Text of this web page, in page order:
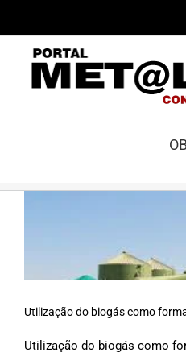
conteúdo
Utilização do biogás como
Utilização do biogás como